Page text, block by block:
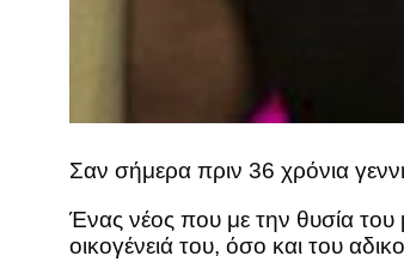
Σαν σήμερα πριν 36 χρόνια
Ένας νέος που με την θυσία του
οικογένειά του, όσο και του